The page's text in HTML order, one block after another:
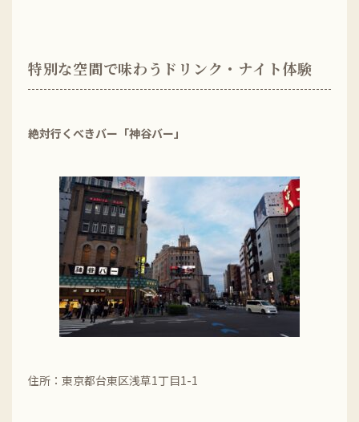
特別な空間で味わうドリンク・ナイト体験
絶対行くべきバー「神谷バー」
住所：東京都台東区浅草1丁目1-1